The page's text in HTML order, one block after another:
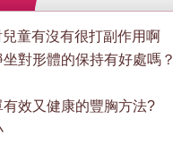
童有沒有很打副作用啊
對形體的保持有好處嗎？
效又健康的豐胸方法?